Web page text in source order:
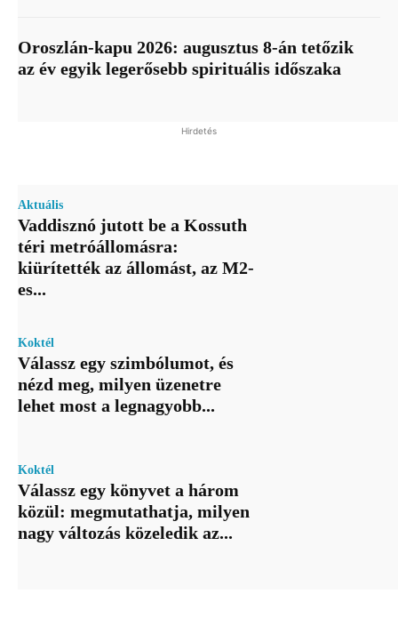
Oroszlán-kapu 2026: augusztus 8-án tetőzik
az év egyik legerősebb spirituális időszaka
Hirdetés
Aktuális
Vaddisznó jutott be a Kossuth
téri metróállomásra:
kiürítették az állomást, az M2-
es...
Koktél
Válassz egy szimbólumot, és
nézd meg, milyen üzenetre
lehet most a legnagyobb...
Koktél
Válassz egy könyvet a három
közül: megmutathatja, milyen
nagy változás közeledik az...